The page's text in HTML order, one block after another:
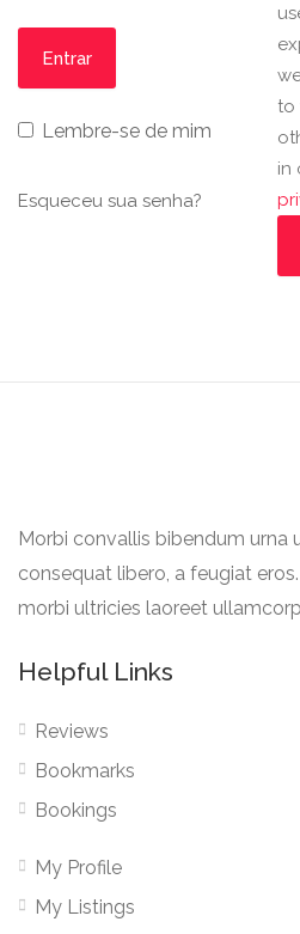
Lembre-se de mim
Esqueceu sua senha?
to
in
Morbi convallis bibendum urna
consequat libero, a feugiat
morbi ultricies laoreet
Helpful Links
Reviews
Bookmarks
Bookings
My Profile
My Listings